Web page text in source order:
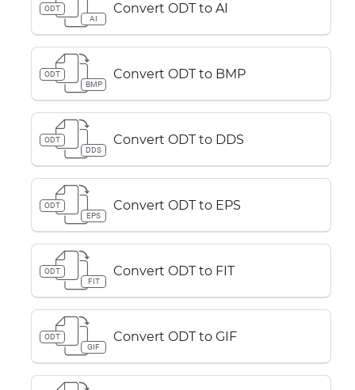
ODT
AI
Convert ODT to AI
ODT
BMP
Convert ODT to BMP
ODT
DDS
Convert ODT to DDS
ODT
EPS
Convert ODT to EPS
ODT
FIT
Convert ODT to FIT
ODT
GIF
Convert ODT to GIF